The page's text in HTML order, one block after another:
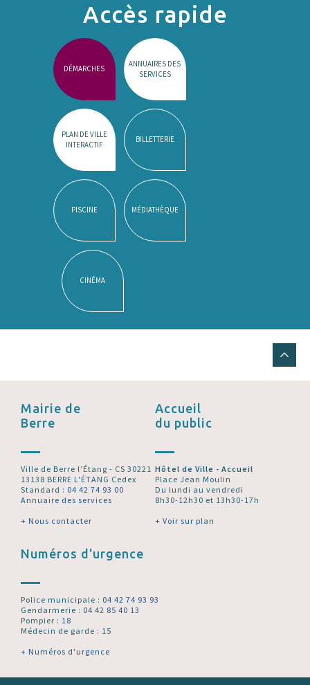
Accès rapide
DÉMARCHES
ANNUAIRES DES
SERVICES
PLAN DE VILLE
INTERACTIF
BILLETTERIE
PISCINE MÉDIATHÈQUE
CINÉMA
Mairie de
Berre
Ville de Berre l’Étang - CS 30221
13138 BERRE L'ÉTANG Cedex
Standard : 04 42 74 93 00
Annuaire des services
+ Nous contacter
Accueil
du public
Hôtel de Ville - Accueil
Place Jean Moulin
Du lundi au vendredi
8h30-12h30 et 13h30-17h
+ Voir sur plan
Numéros d'urgence
Police municipale : 04 42 74 93 93
Gendarmerie : 04 42 85 40 13
Pompier : 18
Médecin de garde : 15
+ Numéros d'urgence